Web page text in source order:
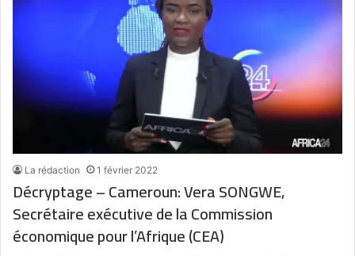
La rédaction 1 février 2022
Décryptage – Cameroun: Vera SONGWE,
Secrétaire exécutive de la Commission
économique pour l’Afrique (CEA)